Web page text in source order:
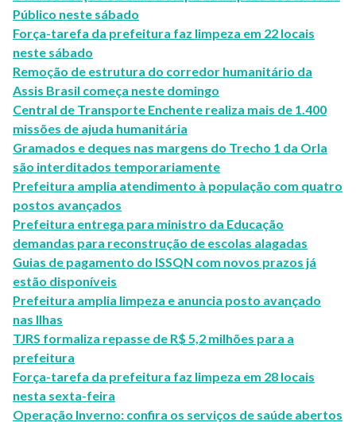
Público neste sábado
Força-tarefa da prefeitura faz limpeza em 22 locais
neste sábado
Remoção de estrutura do corredor humanitário da
Assis Brasil começa neste domingo
Central de Transporte Enchente realiza mais de 1.400
missões de ajuda humanitária
Gramados e deques nas margens do Trecho 1 da Orla
são interditados temporariamente
Prefeitura amplia atendimento à população com quatro
postos avançados
Prefeitura entrega para ministro da Educação
demandas para reconstrução de escolas alagadas
Guias de pagamento do ISSQN com novos prazos já
estão disponíveis
Prefeitura amplia limpeza e anuncia posto avançado
nas Ilhas
TJRS formaliza repasse de R$ 5,2 milhões para a
prefeitura
Força-tarefa da prefeitura faz limpeza em 28 locais
nesta sexta-feira
Operação Inverno: confira os serviços de saúde abertos